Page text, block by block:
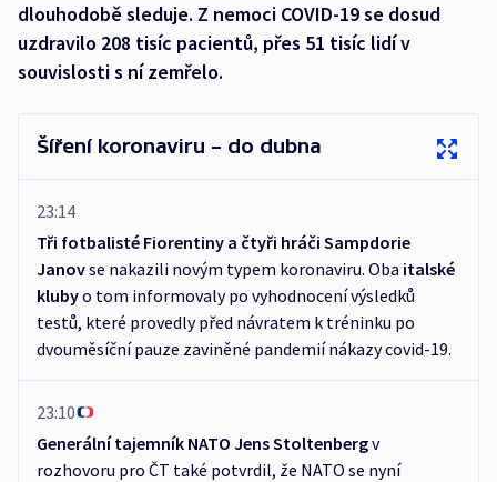
dlouhodobě sleduje. Z nemoci COVID-19 se dosud
uzdravilo 208 tisíc pacientů, přes 51 tisíc lidí v
souvislosti s ní zemřelo.
Šíření koronaviru – do dubna
23:14
Tři fotbalisté Fiorentiny a čtyři hráči Sampdorie
Janovse nakazili novým typem koronaviru. Oba italské
klubyo tom informovaly po vyhodnocení výsledků
testů, které provedly před návratem k tréninku po
dvouměsíční pauze zaviněné pandemií nákazy covid-19.
23:10
Generální tajemník NATO Jens Stoltenbergv
rozhovoru pro ČT také potvrdil, že NATO se nyní